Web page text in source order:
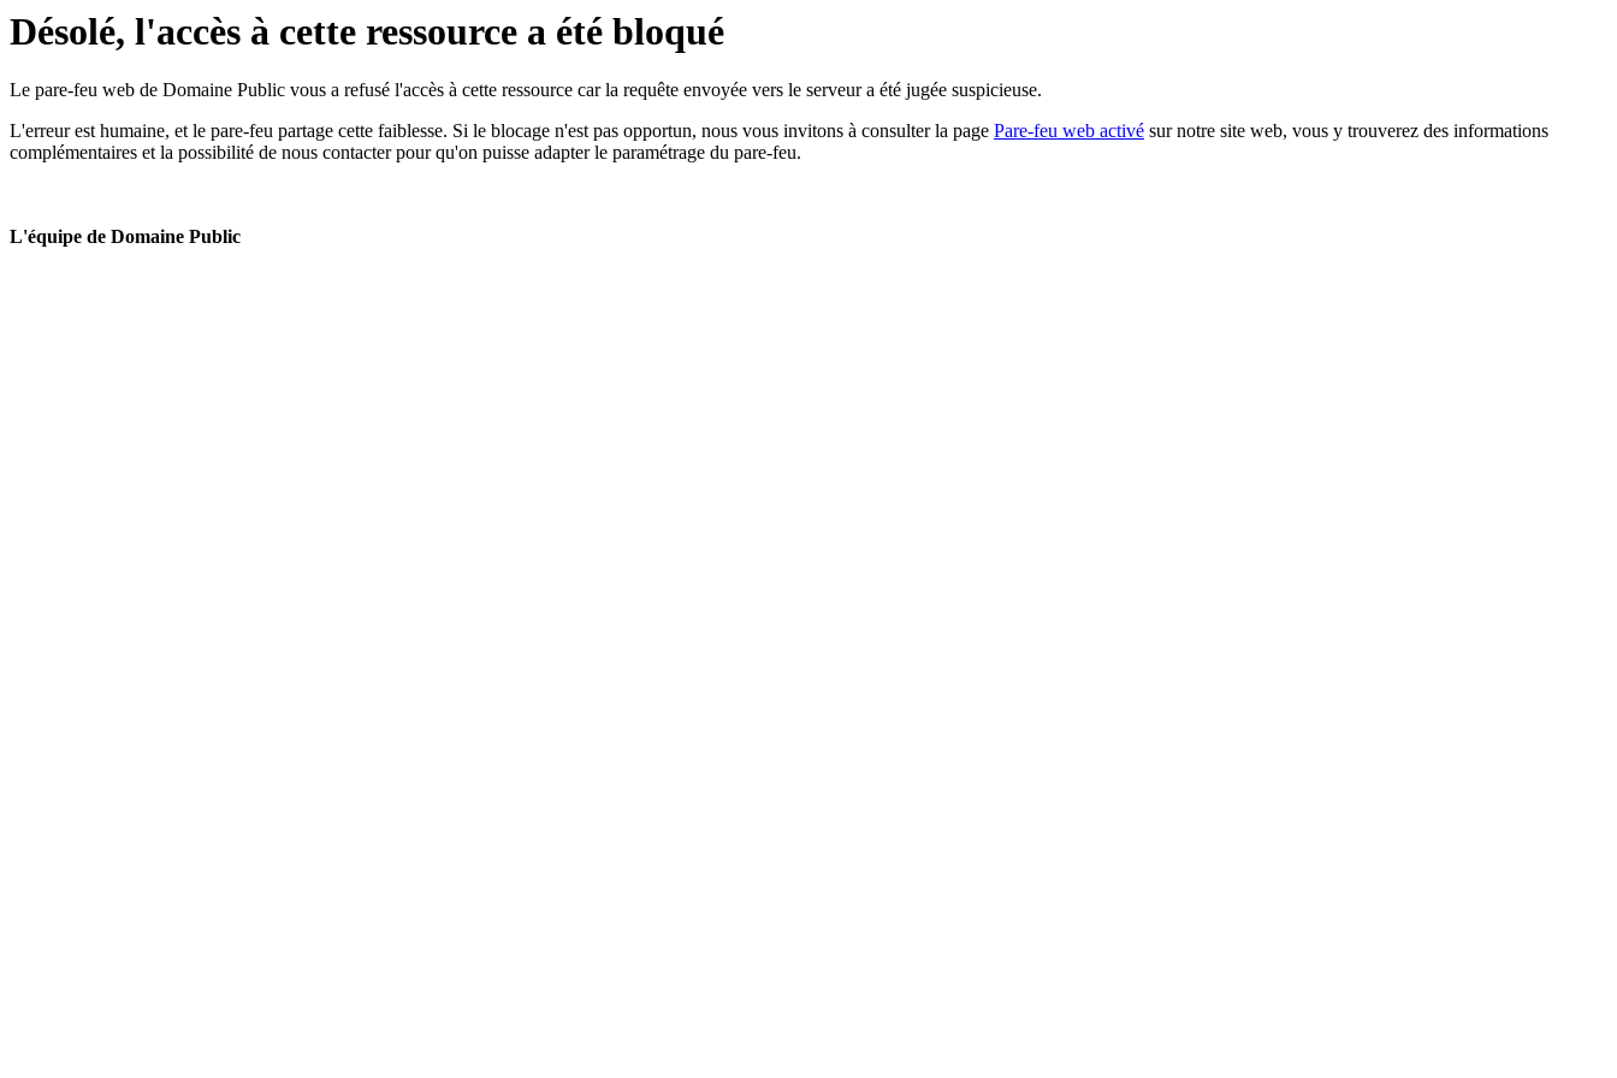
Désolé, l'accès à cette ressource a été bloqué
Le pare-feu web de Domaine Public vous a refusé l'accès à cette ressource car la requête envoyée vers le serveur a été jugée suspicieuse.
L'erreur est humaine, et le pare-feu partage cette faiblesse. Si le blocage n'est pas opportun, nous vous invitons à consulter la page Pare-feu web activé sur notre site web, vous y trouverez des informations
complémentaires et la possibilité de nous contacter pour qu'on puisse adapter le paramétrage du pare-feu.
L'équipe de Domaine Public